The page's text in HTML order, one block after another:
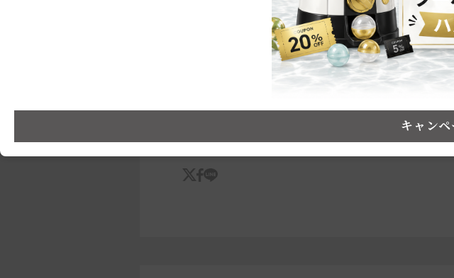
潔感のある香り,コストパフォーマンス
年齢層:35～44歳 肌質:混合肌 使用目的:保湿
購買頻度:2～3ヶ月に一度
とても伸びが良く少量でも保湿されるためコスパがすごく良
香りも良くつけてすぐにリラックス、保湿力もありすぐに肌
ジェンダーレスで家族で使える良い商品に出会えた。
キャン